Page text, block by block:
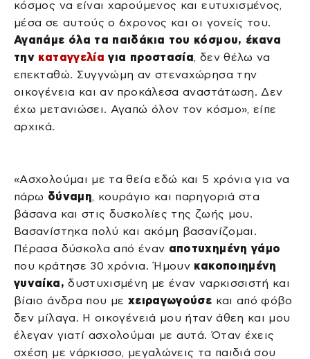
κόσμος να είναι χαρούμενος και ευτυχισμένος,
μέσα σε αυτούς ο 6χρονος και οι γονείς του.
Αγαπάμε όλα τα παιδάκια του κόσμου, έκανα
την καταγγελία για προστασία, δεν θέλω να
επεκταθώ. Συγγνώμη αν στεναχώρησα την
οικογένεια και αν προκάλεσα αναστάτωση. Δεν
έχω μετανιώσει. Αγαπώ όλον τον κόσμο», είπε
αρχικά.
«Ασχολούμαι με τα θεία εδώ και 5 χρόνια για να
πάρω δύναμη, κουράγιο και παρηγοριά στα
βάσανα και στις δυσκολίες της ζωής μου.
Βασανίστηκα πολύ και ακόμη βασανίζομαι.
Πέρασα δύσκολα από έναν αποτυχημένη γάμο
που κράτησε 30 χρόνια. Ήμουν κακοποιημένη
γυναίκα, δυστυχισμένη με έναν ναρκισσιστή και
βίαιο άνδρα που με χειραγωγούσε και από φόβο
δεν μίλαγα. Η οικογένειά μου ήταν άθεη και μου
έλεγαν γιατί ασχολούμαι με αυτά. Όταν έχεις
σχέση με νάρκισσο, μεγαλώνεις τα παιδιά σου